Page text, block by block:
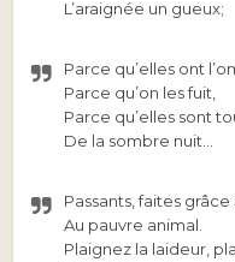
L’araignée un gueux;
Parce qu’elles ont
Parce qu’on les fuit,
Parce qu’elles sont
De la sombre nuit…
Passants, faites
Au pauvre animal.
Plaignez la laideur,